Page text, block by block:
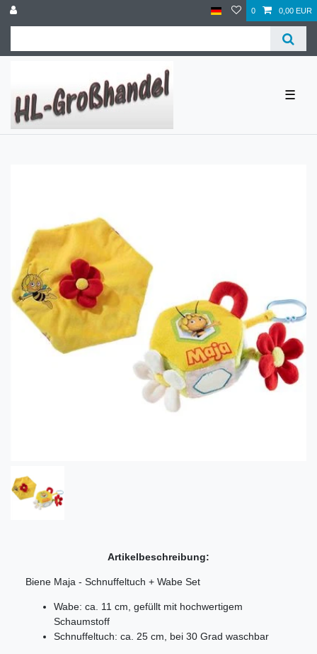
0 0,00 EUR
☰
Artikelbeschreibung:
Biene Maja - Schnuffeltuch + Wabe Set
Wabe: ca. 11 cm, gefüllt mit hochwertigem
Schaumstoff
Schnuffeltuch: ca. 25 cm, bei 30 Grad waschbar